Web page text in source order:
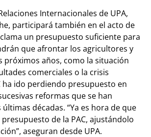
Internacionales de UPA,
participará también en el acto de
un presupuesto suficiente para
que afrontar los agricultores y
próximos años, como la situación
comerciales o la crisis
ha ido perdiendo presupuesto en
reformas que se han
décadas. “Ya es hora de que
de la PAC, ajustándolo
aseguran desde UPA.